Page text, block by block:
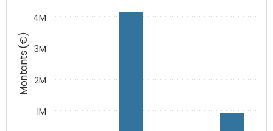
Montants (€)
1M
2M
3M
4M